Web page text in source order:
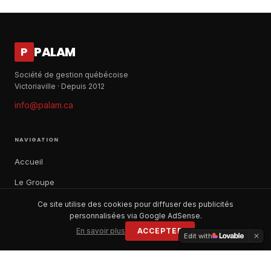
P PALAM
Société de gestion québécoise
Victoriaville · Depuis 2012
info@palam.ca
NAVIGATION
Accueil
Le Groupe
Notre histoire
Ce site utilise des cookies pour diffuser des publicités
personnalisées via Google AdSense.
En savoir plus
ACCEPTER
Edit with